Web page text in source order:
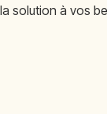
la solution à vos